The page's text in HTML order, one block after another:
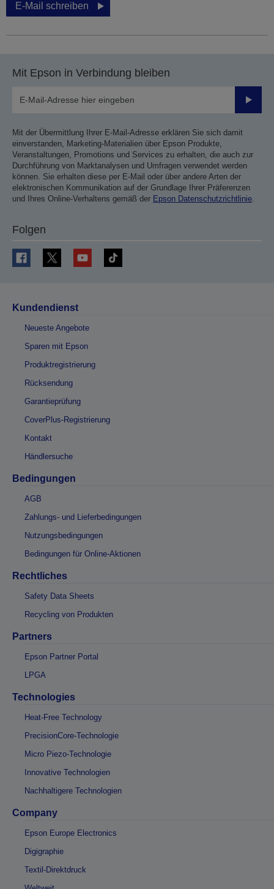
E-Mail schreiben
Mit Epson in Verbindung bleiben
Mit der Übermittlung Ihrer E-Mail-Adresse erklären Sie sich damit
einverstanden, Marketing-Materialien über Epson Produkte,
Veranstaltungen, Promotions und Services zu erhalten, die auch zur
Durchführung von Marktanalysen und Umfragen verwendet werden
können. Sie erhalten diese per E-Mail oder über andere Arten der
elektronischen Kommunikation auf der Grundlage Ihrer Präferenzen
und Ihres Online-Verhaltens gemäß der Epson Datenschutzrichtlinie.
Folgen
Kundendienst
Neueste Angebote
Sparen mit Epson
Produktregistrierung
Rücksendung
Garantieprüfung
CoverPlus-Registrierung
Kontakt
Händlersuche
Bedingungen
AGB
Zahlungs- und Lieferbedingungen
Nutzungsbedingungen
Bedingungen für Online-Aktionen
Rechtliches
Safety Data Sheets
Recycling von Produkten
Partners
Epson Partner Portal
LPGA
Technologies
Heat-Free Technology
PrecisionCore-Technologie
Micro Piezo-Technologie
Innovative Technologien
Nachhaltigere Technologien
Company
Epson Europe Electronics
Digigraphie
Textil-Direktdruck